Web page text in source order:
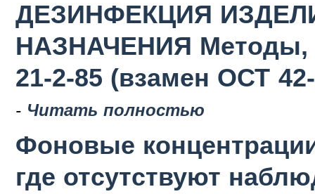
ДЕЗИНФЕКЦИЯ
НАЗНАЧЕНИЯ Методы,
21-2-85 (взамен ОСТ
- Читать полностью
Фоновые
где отсутствуют